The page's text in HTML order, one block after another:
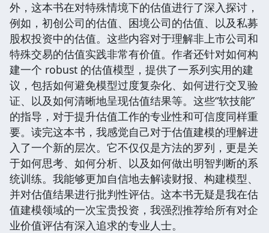
外，这本书在对特殊情境下的估值进行了深入探讨，
例如，初创公司的估值、困境公司的估值、以及私募
股权投资中的估值。这些内容对于理解非上市公司和
特殊交易的估值实践非常有价值。作者还针对如何构
建一个 robust 的估值模型，提供了一系列实用的建
议，包括如何避免模型过度复杂化、如何进行交叉验
证、以及如何清晰地呈现估值结果等。这些“软技能”
的指导，对于提升估值工作的专业性和可信度同样重
要。读完这本书，我感觉自己对于估值建模的理解进
入了一个新的层次。它不仅仅是方法的罗列，更是关
于如何思考、如何分析、以及如何做出明智判断的系
统训练。我能够更加自信地去解读财报、构建模型、
并对估值结果进行批判性评估。这本书无疑是我在估
值建模领域的一次宝贵投资，我强烈推荐给所有对企
业价值评估有深入追求的专业人士。